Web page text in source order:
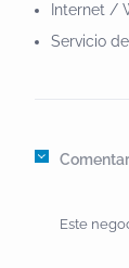
Internet /
Servicio
Este